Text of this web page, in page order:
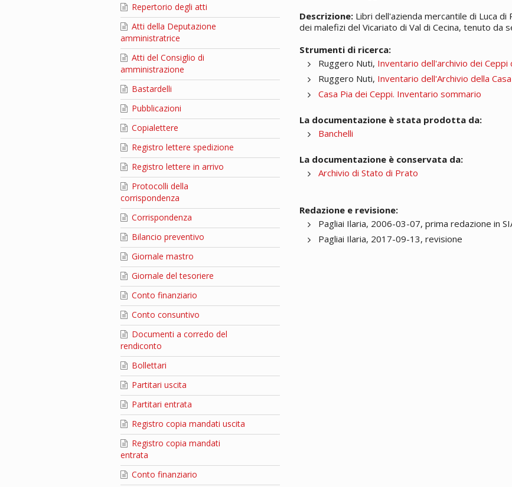
Repertorio degli atti
Atti della Deputazione
amministratrice
Atti del Consiglio di
amministrazione
Bastardelli
Pubblicazioni
Copialettere
Registro lettere spedizione
Registro lettere in arrivo
Protocolli della
corrispondenza
Corrispondenza
Bilancio preventivo
Giornale mastro
Giornale del tesoriere
Conto finanziario
Conto consuntivo
Documenti a corredo del
rendiconto
Bollettari
Partitari uscita
Partitari entrata
Registro copia mandati uscita
Registro copia mandati
entrata
Conto finanziario
Descrizione: Libri dell'azienda mercantile di Luca
dei malefizi del Vicariato di Val di Cecina, tenuto da
Strumenti di ricerca:
Ruggero Nuti, Inventario dell'archivio dei
Ruggero Nuti, Inventario dell'Archivio della
Casa Pia dei Ceppi. Inventario sommario
La documentazione è stata prodotta da:
Banchelli
La documentazione è conservata da:
Archivio di Stato di Prato
Redazione e revisione:
Pagliai Ilaria, 2006-03-07, prima redazione in
Pagliai Ilaria, 2017-09-13, revisione